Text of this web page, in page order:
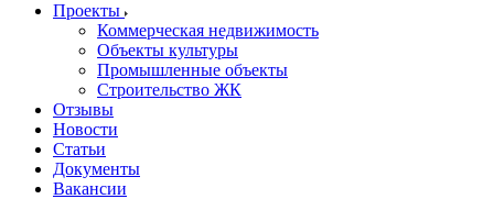
Проекты
Коммерческая недвижимость
Объекты культуры
Промышленные объекты
Строительство ЖК
Отзывы
Новости
Статьи
Документы
Вакансии